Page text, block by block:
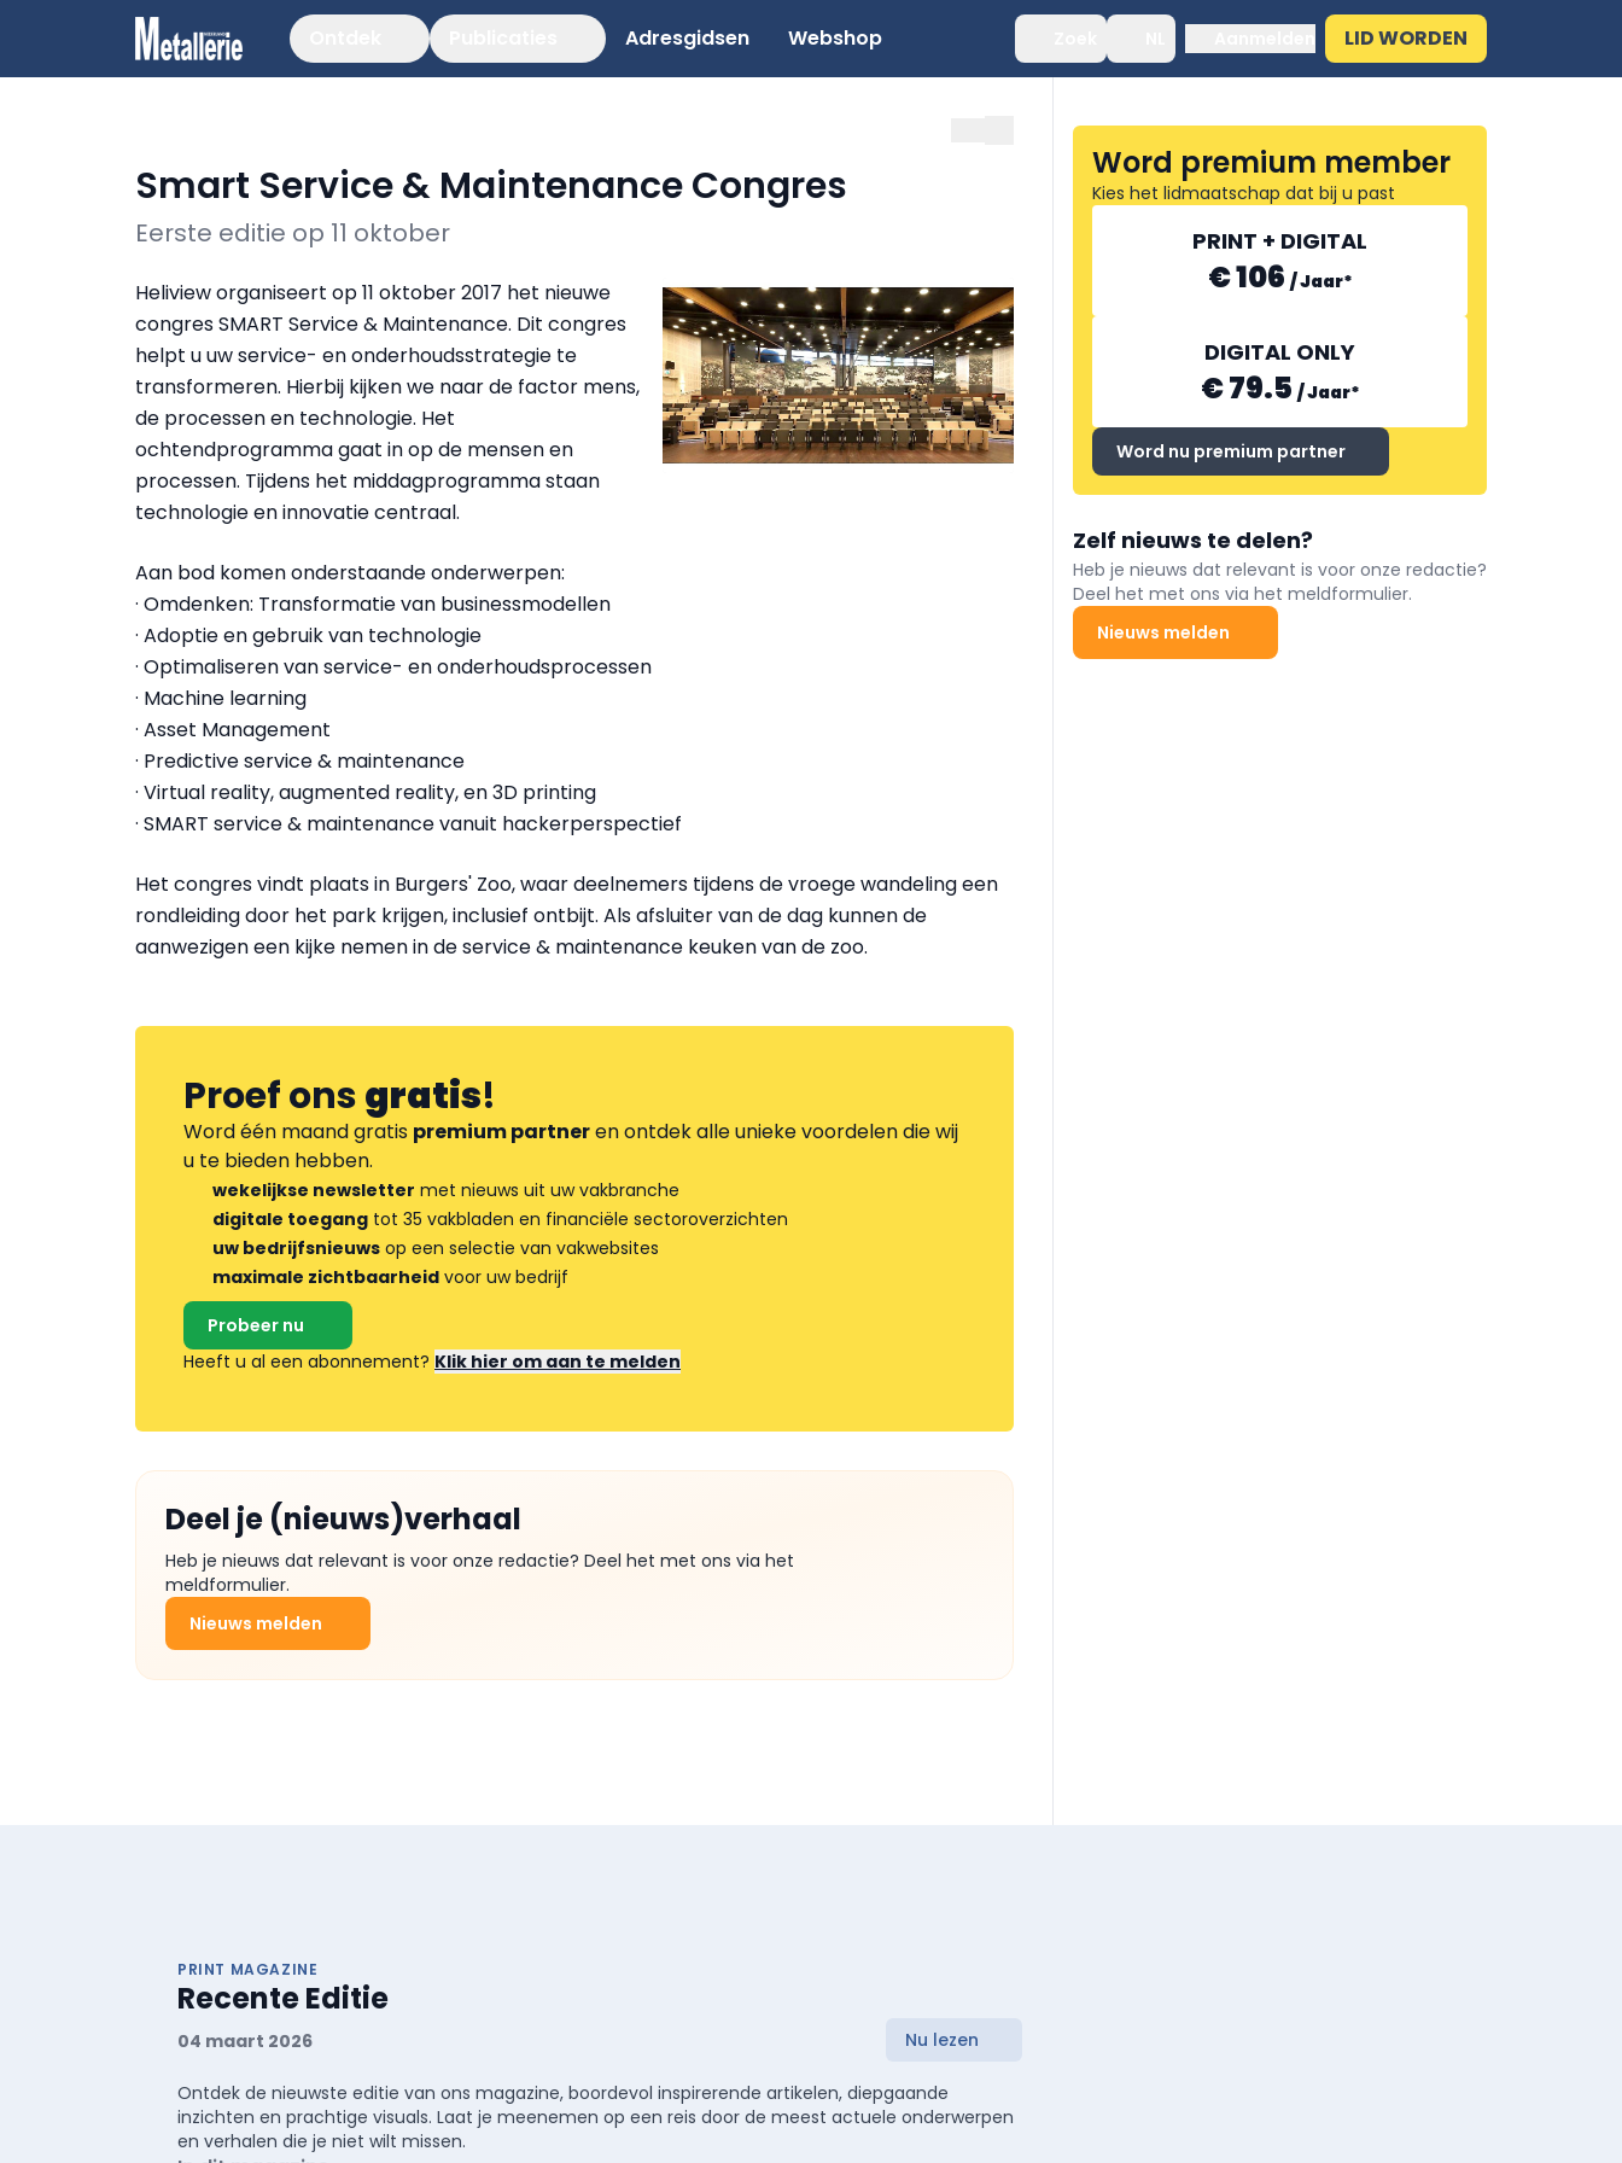
Adresgidsen Webshop LID WORDEN
Smart Service & Maintenance Congres
Eerste editie op 11 oktober
Heliview organiseert op 11 oktober 2017 het nieuwe
congres SMART Service & Maintenance. Dit congres
helpt u uw service- en onderhoudsstrategie te
transformeren. Hierbij kijken we naar de factor mens,
de processen en technologie. Het
ochtendprogramma gaat in op de mensen en
processen. Tijdens het middagprogramma staan
technologie en innovatie centraal.
Aan bod komen onderstaande onderwerpen:
· Omdenken: Transformatie van businessmodellen
· Adoptie en gebruik van technologie
· Optimaliseren van service- en onderhoudsprocessen
· Machine learning
· Asset Management
· Predictive service & maintenance
· Virtual reality, augmented reality, en 3D printing
· SMART service & maintenance vanuit hackerperspectief
Het congres vindt plaats in Burgers' Zoo, waar deelnemers tijdens de vroege wandeling een
rondleiding door het park krijgen, inclusief ontbijt. Als afsluiter van de dag kunnen de
aanwezigen een kijke nemen in de service & maintenance keuken van de zoo.
Proef onsgratis!
Word één maand gratis premium partneren ontdek alle unieke voordelen die wij
u te bieden hebben.
wekelijkse newsletter met nieuws uit uw vakbranche
digitale toegang tot 35 vakbladen en financiële sectoroverzichten
uw bedrijfsnieuws op een selectie van vakwebsites
maximale zichtbaarheid voor uw bedrijf
Probeer nu
Heeft u al een abonnement? Klik hier om aan te melden
Deel je (nieuws)verhaal
Heb je nieuws dat relevant is voor onze redactie? Deel het met ons via het
meldformulier.
Nieuws melden
Word premium member
Kies het lidmaatschap dat bij u past
PRINT + DIGITAL
€ 106 /Jaar*
DIGITAL ONLY
€ 79.5 /Jaar*
Word nu premium partner
Zelf nieuws te delen?
Heb je nieuws dat relevant is voor onze redactie?
Deel het met ons via het meldformulier.
Nieuws melden
PRINT MAGAZINE
Recente Editie
04 maart 2026 Nu lezen
Ontdek de nieuwste editie van ons magazine, boordevol inspirerende artikelen, diepgaande
inzichten en prachtige visuals. Laat je meenemen op een reis door de meest actuele onderwerpen
en verhalen die je niet wilt missen.